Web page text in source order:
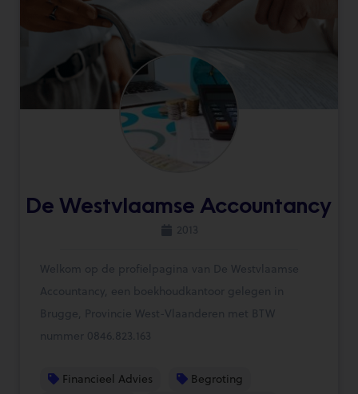
De Westvlaamse Accountancy
2013
Welkom op de profielpagina van De Westvlaamse
Accountancy, een boekhoudkantoor gelegen in
Brugge, Provincie West-Vlaanderen met BTW
nummer 0846.823.163
Financieel Advies
Begroting